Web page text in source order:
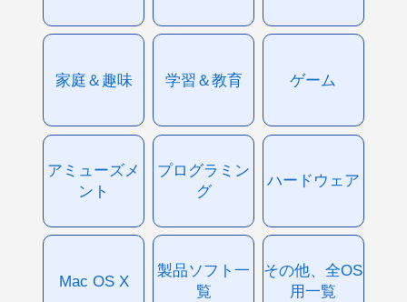
家庭＆趣味 学習＆教育 ゲーム
アミューズメ
ント
プログラミン
グ
ハードウェア
Mac OS X
製品ソフト一
覧
その他、全OS
用一覧